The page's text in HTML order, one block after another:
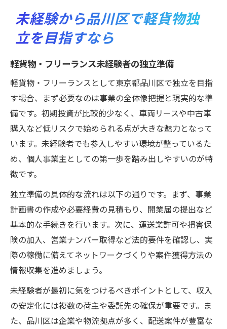
未経験から品川区で軽貨物独
立を目指すなら
軽貨物・フリーランス未経験者の独立準備
軽貨物・フリーランスとして東京都品川区で独立を目指
す場合、まず必要なのは事業の全体像把握と現実的な準
備です。初期投資が比較的少なく、車両リースや中古車
購入など低リスクで始められる点が大きな魅力となって
います。未経験者でも参入しやすい環境が整っているた
め、個人事業主としての第一歩を踏み出しやすいのが特
徴です。
独立準備の具体的な流れは以下の通りです。まず、事業
計画書の作成や必要経費の見積もり、開業届の提出など
基本的な手続きを行います。次に、運送業許可や損害保
険の加入、営業ナンバー取得など法的要件を確認し、実
際の稼働に備えてネットワークづくりや案件獲得方法の
情報収集を進めましょう。
未経験者が最初に気をつけるべきポイントとして、収入
の安定化には複数の荷主や委託先の確保が重要です。ま
た、品川区は企業や物流拠点が多く、配送案件が豊富な